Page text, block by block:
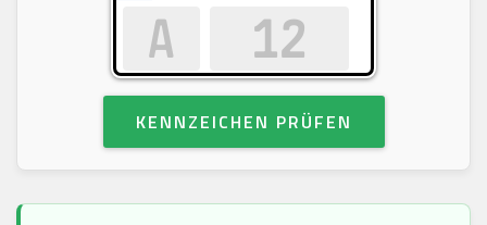
KENNZEICHEN PRÜFEN